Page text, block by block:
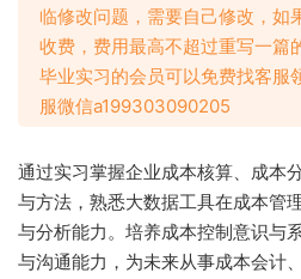
临修改问题，需要自己修改，如
收费，费用最高不超过重写一篇
毕业实习的会员可以免费找客服
服微信a199303090205
通过实习掌握企业成本核算、成本
与方法，熟悉大数据工具在成本管
与分析能力。培养成本控制意识与
与沟通能力，为未来从事成本会计